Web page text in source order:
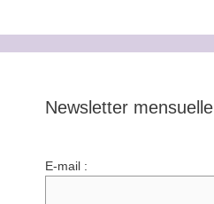
Newsletter mensuelle
E-mail :